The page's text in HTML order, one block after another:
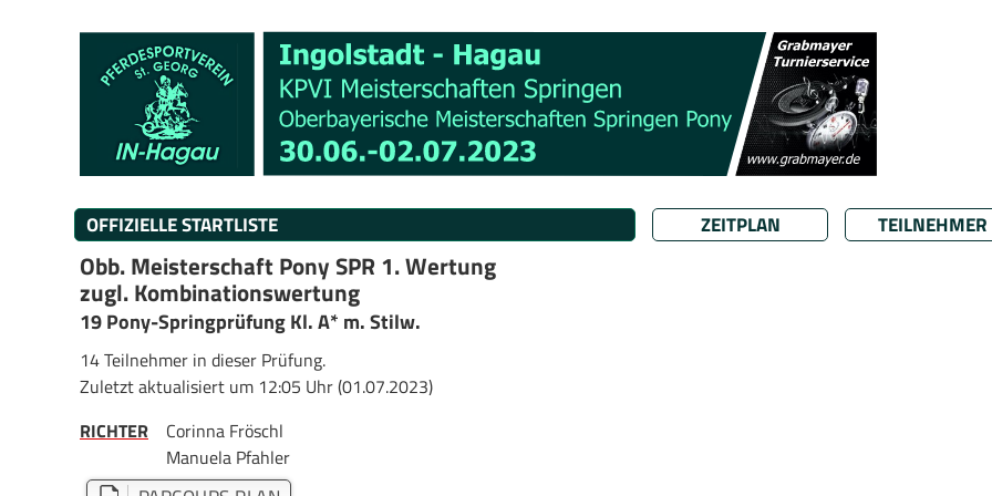
OFFIZIELLE STARTLISTE ZEITPLAN TEILNEHMER
Obb. Meisterschaft Pony SPR 1. Wertung
zugl. Kombinationswertung
19 Pony-Springprüfung Kl. A* m. Stilw.
14 Teilnehmer in dieser Prüfung.
Zuletzt aktualisiert um 12:05 Uhr (01.07.2023)
RICHTER
Corinna Fröschl
Manuela Pfahler